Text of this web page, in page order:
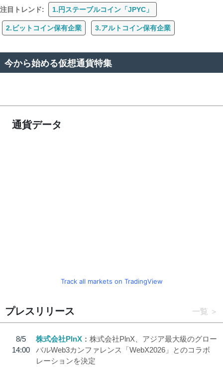
注目トレンド: 1.円ステーブルコイン「JPYC」
2.ビットコイン保有企業 3.アルトコイン保有企業
今から始める仮想通貨特集
通貨データ
Track all markets on TradingView
プレスリリース 一覧
8/5
14:00
株式会社PlnX
株式会社PlnX、アジア最大級のグロー
バルWeb3カンファレンス「WebX2026」とのコラボ
レーションを決定